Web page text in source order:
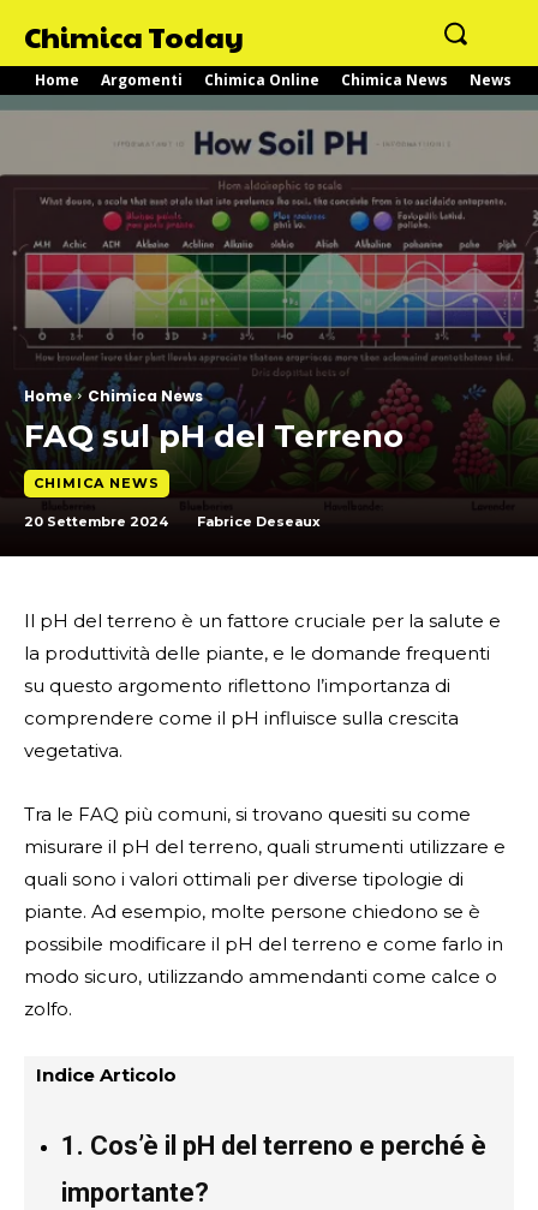
Chimica Today
Home Argomenti Chimica Online Chimica News News
Home Chimica News
FAQ sul pH del Terreno
CHIMICA NEWS
20 Settembre 2024 Fabrice Deseaux
Il pH del terreno è un fattore cruciale per la salute e
la produttività delle piante, e le domande frequenti
su questo argomento riflettono l’importanza di
comprendere come il pH influisce sulla crescita
vegetativa.
Tra le FAQ più comuni, si trovano quesiti su come
misurare il pH del terreno, quali strumenti utilizzare e
quali sono i valori ottimali per diverse tipologie di
piante. Ad esempio, molte persone chiedono se è
possibile modificare il pH del terreno e come farlo in
modo sicuro, utilizzando ammendanti come calce o
zolfo.
Indice Articolo
1. Cos’è il pH del terreno e perché è
importante?